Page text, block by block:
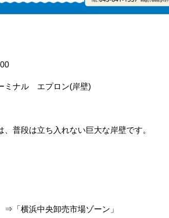
ミナル エプロン(岸壁)
普段は立ち入れない巨大な岸壁です。
「横浜中央卸売市場ゾーン」